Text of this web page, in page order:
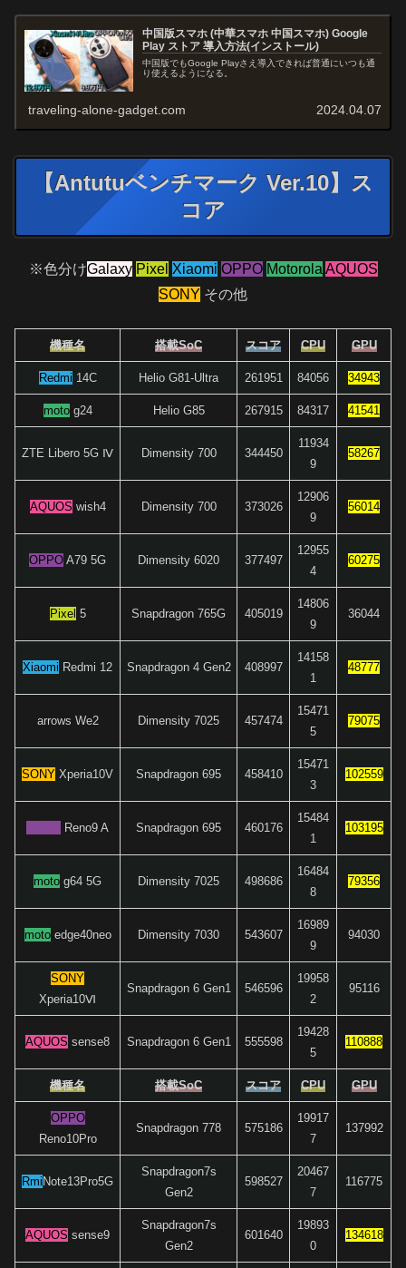
中国版スマホ (中華スマホ 中国スマホ) Google
Play ストア 導入方法(インストール)
中国版でもGoogle Playさえ導入できれば普通にいつも通
り使えるようになる。
traveling-alone-gadget.com 2024.04.07
【Antutuベンチマーク Ver.10】ス
コア
※色分けGalaxy Pixel Xiaomi OPPO Motorola AQUOS
SONY その他
機種名 搭載SoC スコア CPU GPU
Redmi 14C Helio G81-Ultra 261951 84056 34943
motog24 Helio G85 267915 84317 41541
ZTE Libero 5G Ⅳ Dimensity 700 344450
11934
9
58267
AQUOS wish4 Dimensity 700 373026
12906
9
56014
OPPO A79 5G Dimensity 6020 377497
12955
4
60275
Pixel 5 Snapdragon 765G 405019
14806
9
36044
Xiaomi Redmi 12 Snapdragon 4 Gen2 408997
14158
1
48777
arrows We2 Dimensity 7025 457474
15471
5
79075
SONY Xperia10V Snapdragon 695 458410
15471
3
102559
Reno9 A Snapdragon 695 460176
15484
1
103195
moto g64 5G Dimensity 7025 498686
16484
8
79356
motoedge40neo Dimensity 7030 543607
16989
9
94030
SONY
Xperia10Ⅵ
Snapdragon 6 Gen1 546596
19958
2
95116
AQUOS sense8 Snapdragon 6 Gen1 555598
19428
5
110888
機種名 搭載SoC スコア CPU GPU
OPPO
Reno10Pro
Snapdragon 778 575186
19917
7
137992
Rmi Note13Pro5G
Snapdragon7s
Gen2
598527
20467
7
116775
AQUOS sense9
Snapdragon7s
Gen2
601640
19893
0
134618